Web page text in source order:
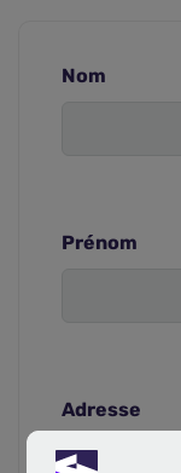
Nom
Prénom
Adresse